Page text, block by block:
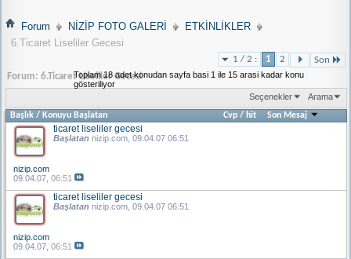
Forum NİZİP FOTO GALERİ
ETKİNLİKLER
6.Ticaret Liseliler Gecesi
1 / 2 : 1 2 Son
Toplam 18 adet konudan sayfa basi 1 ile 15 arasi kadar konu
gösteriliyor
Forum: 6.Ticaret Liseliler Gecesi
Seçenekler Arama
Başlık / Konuyu Başlatan Cvp /hit Son Mesaj
ticaret liseliler gecesi
Başlatan nizip.com, 09.04.07 06:51
nizip.com
09.04.07, 06:51
ticaret liseliler gecesi
Başlatan nizip.com, 09.04.07 06:51
nizip.com
09.04.07, 06:51